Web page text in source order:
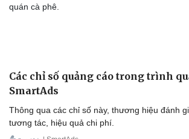
quán cà phê.